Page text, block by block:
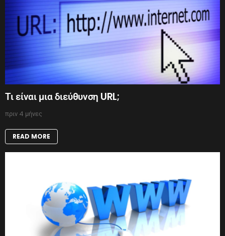
Τι είναι μια διεύθυνση URL;
πριν 4 μήνες
READ MORE